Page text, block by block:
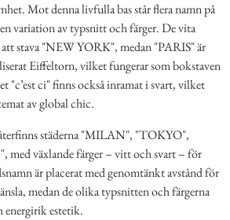
Mot denna livfulla bas står flera namn på
variation av typsnitt och färger. De vita
stava "NEW YORK", medan "PARIS" är
Eiffeltorn, vilket fungerar som bokstaven
"c’est ci" finns också inramat i svart, vilket
av global chic.
städerna "MILAN", "TOKYO",
växlande färger – vitt och svart – för
är placerat med genomtänkt avstånd för
medan de olika typsnitten och färgerna
estetik.